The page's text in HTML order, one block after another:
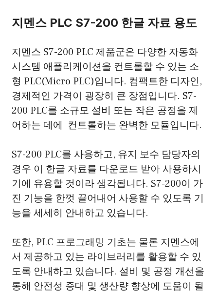
지멘스 PLC S7-200 한글 자료 용도
지멘스 S7-200 PLC 제품군은 다양한 자동화
시스템 애플리케이션을 컨트롤할 수 있는 소
형 PLC(Micro PLC)입니다. 컴팩트한 디자인,
경제적인 가격이 굉장히 큰 장점입니다. S7-
200 PLC를 소규모 설비 또는 작은 공정을 제
어하는 데에 컨트롤하는 완벽한 모듈입니다.
S7-200 PLC를 사용하고, 유지 보수 담당자의
경우 이 한글 자료를 다운로드 받아 사용하시
기에 유용할 것이라 생각됩니다. S7-200이 가
진 기능을 한껏 끌어내어 사용할 수 있도록 기
능을 세세히 안내하고 있습니다.
또한, PLC 프로그래밍 기초는 물론 지멘스에
서 제공하고 있는 라이브러리를 활용할 수 있
도록 안내하고 있습니다. 설비 및 공정 개선을
통해 안전성 증대 및 생산량 향상에 도움이 될